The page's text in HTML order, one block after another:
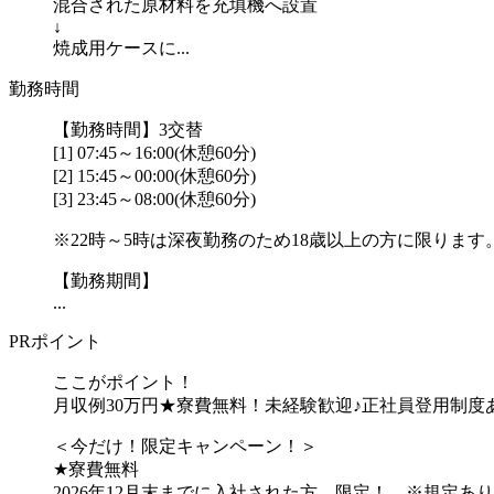
混合された原材料を充填機へ設置
↓
焼成用ケースに...
勤務時間
【勤務時間】3交替
[1] 07:45～16:00(休憩60分)
[2] 15:45～00:00(休憩60分)
[3] 23:45～08:00(休憩60分)
※22時～5時は深夜勤務のため18歳以上の方に限ります。
【勤務期間】
...
PRポイント
ここがポイント！
月収例30万円★寮費無料！未経験歓迎♪正社員登用制度
＜今だけ！限定キャンペーン！＞
★寮費無料